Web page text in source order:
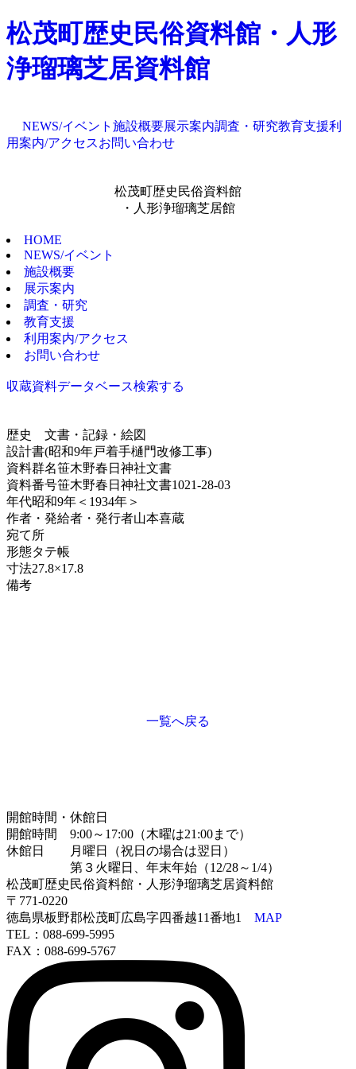
松茂町歴史民俗資料館・人形
浄瑠璃芝居資料館
NEWS/イベント 施設概要展示案内調査・研究教育支援利
用案内/アクセスお問い合わせ
松茂町歴史民俗資料館
・人形浄瑠璃芝居館
HOME
NEWS/イベント
施設概要
展示案内
調査・研究
教育支援
利用案内/アクセス
お問い合わせ
収蔵資料データベース検索する
歴史
文書・記録・絵図
設計書(昭和9年戸着手樋門改修工事)
資料群名笹木野春日神社文書
資料番号笹木野春日神社文書1021-28-03
年代昭和9年＜1934年＞
作者・発給者・発行者山本喜蔵
宛て所
形態タテ帳
寸法27.8×17.8
備考
一覧へ戻る
開館時間・休館日
開館時間 9:00～17:00（木曜は21:00まで）
休館日 月曜日（祝日の場合は翌日）
第３火曜日、年末年始（12/28～1/4）
松茂町歴史民俗資料館・人形浄瑠璃芝居資料館
〒771-0220
徳島県板野郡松茂町広島字四番越11番地1 MAP
TEL：088-699-5995
FAX：088-699-5767